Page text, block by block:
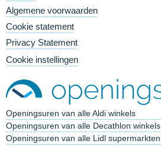
Algemene voorwaarden
Cookie statement
Privacy Statement
Cookie instellingen
Openingsuren van alle Aldi winkels
Openingsuren van alle Decathlon winkels
Openingsuren van alle Lidl supermarkten